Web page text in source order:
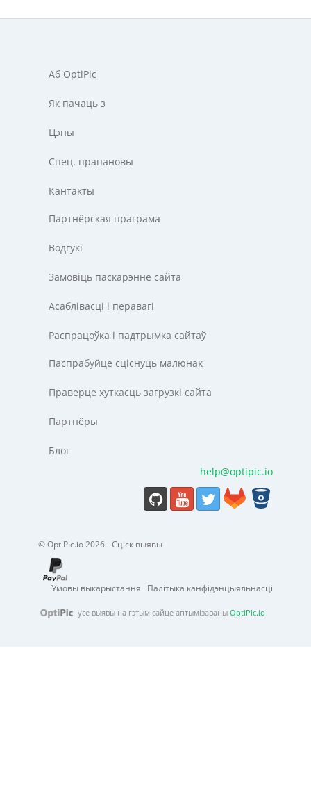
Аб OptiPic
Як пачаць з
Цэны
Спец. прапановы
Кантакты
Партнёрская праграма
Водгукі
Замовіць паскарэнне сайта
Асаблівасці і перавагі
Распрацоўка і падтрымка сайтаў
Паспрабуйце сціснуць малюнак
Праверце хуткасць загрузкі сайта
Партнёры
Блог
help@optipic.io
© OptiPic.io 2026 - Сціск выявы
Умовы выкарыстання Палітыка канфідэнцыяльнасці
усе выявы на гэтым сайце аптымізаваны OptiPic.io